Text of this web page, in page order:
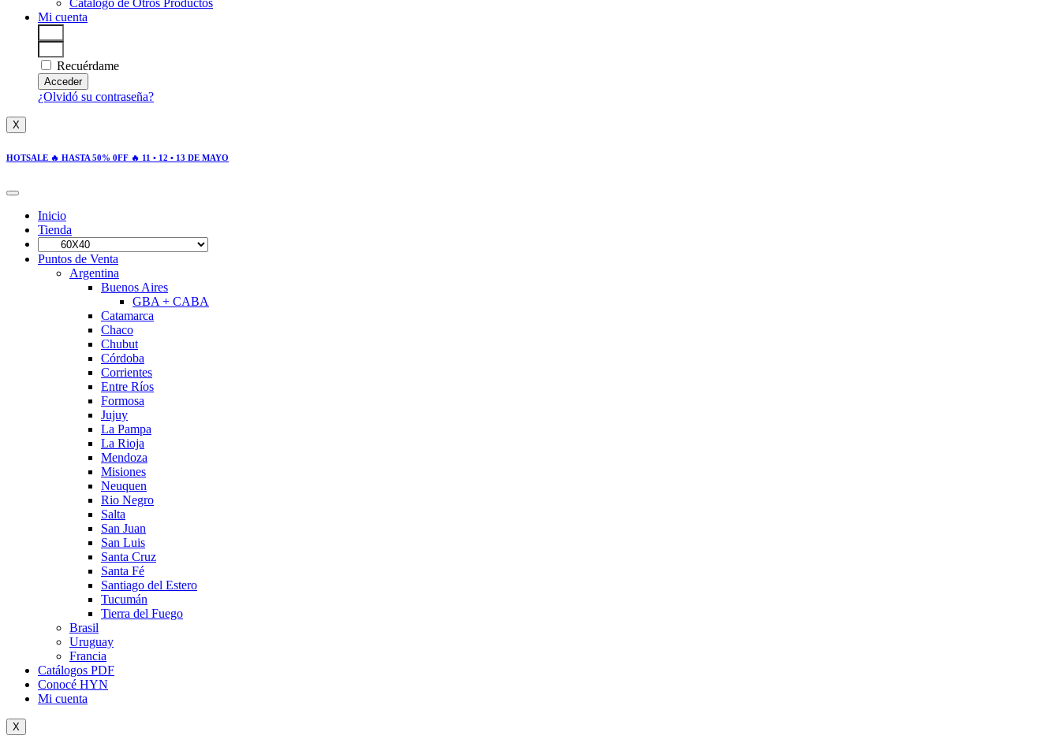
Catálogo de Otros Productos
Mi cuenta
Recuérdame
Acceder
¿Olvidó su contraseña?
X
HOTSALE 🔥 HASTA 50% 0FF 🔥 11 • 12 • 13 DE MAYO
Inicio
Tienda
Puntos de Venta
Argentina
Buenos Aires
GBA + CABA
Catamarca
Chaco
Chubut
Córdoba
Corrientes
Entre Ríos
Formosa
Jujuy
La Pampa
La Rioja
Mendoza
Misiones
Neuquen
Rio Negro
Salta
San Juan
San Luis
Santa Cruz
Santa Fé
Santiago del Estero
Tucumán
Tierra del Fuego
Brasil
Uruguay
Francia
Catálogos PDF
Conocé HYN
Mi cuenta
X